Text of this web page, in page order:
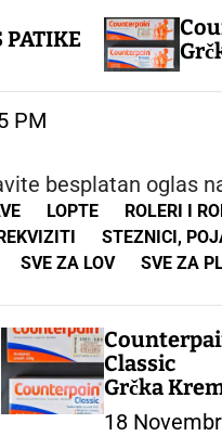
Counterpain
Grčka Krema
PM
besplatan oglas
LOPTE ROLERI I
STEZNICI,
SVE ZA LOV SVE ZA
Classic
Grčka
18